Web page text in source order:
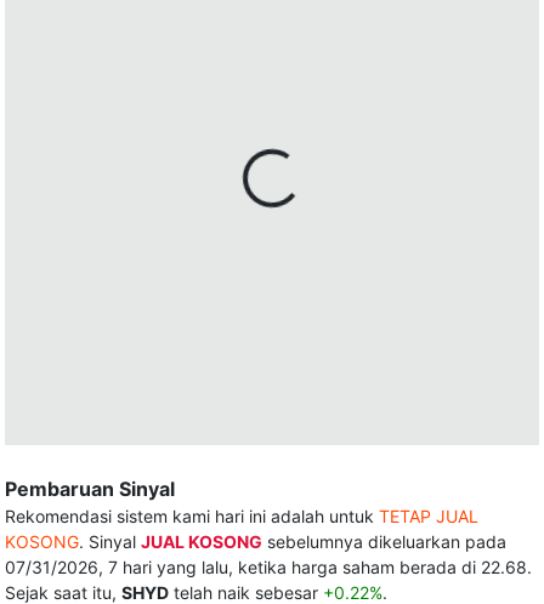
Pembaruan Sinyal
Rekomendasi sistem kami hari ini adalah untuk TETAP JUAL
KOSONG. Sinyal JUAL KOSONG sebelumnya dikeluarkan pada
07/31/2026, 7 hari yang lalu, ketika harga saham berada di 22.68.
Sejak saat itu, SHYD telah naik sebesar +0.22%.